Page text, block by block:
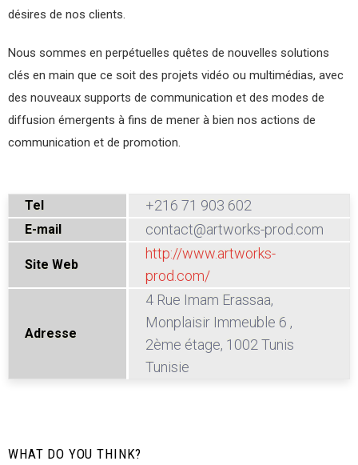
désires de nos clients.
Nous sommes en perpétuelles quêtes de nouvelles solutions
clés en main que ce soit des projets vidéo ou multimédias, avec
des nouveaux supports de communication et des modes de
diffusion émergents à fins de mener à bien nos actions de
communication et de promotion.
Tel +216 71 903 602
E-mail contact@artworks-prod.com
Site Web
http://www.artworks-
prod.com/
Adresse
4 Rue Imam Erassaa,
Monplaisir Immeuble 6 ,
2ème étage, 1002 Tunis
Tunisie
WHAT DO YOU THINK?